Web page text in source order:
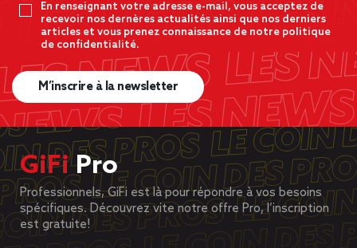
En renseignant votre adresse e-mail, vous acceptez de
recevoir nos dernères actualités ainsi que nos derniers
articles et vous prenez connaissance de notre politique
de confidentialité.
M’inscrire à la newsletter
GiFiPro
Professionnels, GiFi est là pour répondre à vos besoins
spécifiques. Découvrez vite notre offre Pro, l’inscription
est gratuite!